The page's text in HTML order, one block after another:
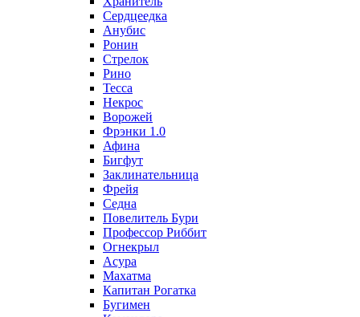
Сердцеедка
Анубис
Ронин
Стрелок
Рино
Тесса
Некрос
Ворожей
Фрэнки 1.0
Афина
Бигфут
Заклинательница
Фрейя
Седна
Повелитель Бури
Профеcсор Риббит
Огнекрыл
Асура
Махатма
Капитан Рогатка
Бугимен